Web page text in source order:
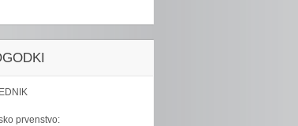
prvenstvo: